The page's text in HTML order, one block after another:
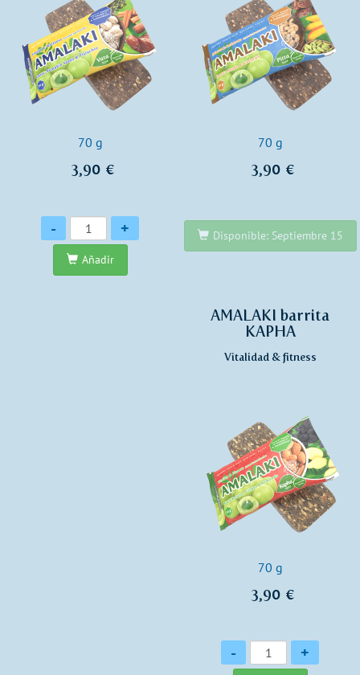
70 g
3,90 €
Cantidad
- +
Añadir
70 g
3,90 €
Disponible: Septiembre 15
AMALAKI barrita
KAPHA
Vitalidad & fitness
70 g
3,90 €
Cantidad
- +